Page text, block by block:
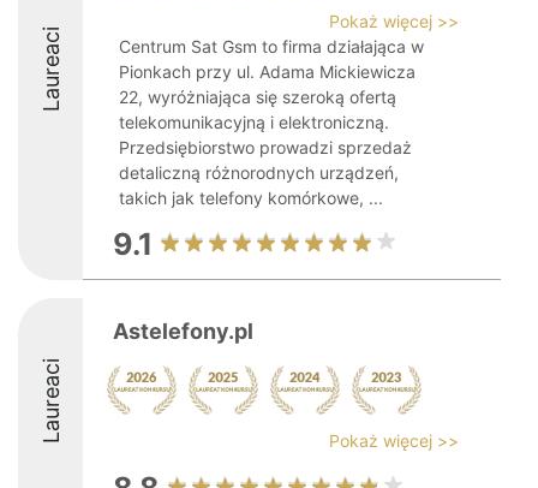
Laureaci
Pokaż więcej >>
Centrum Sat Gsm to firma działająca w
Pionkach przy ul. Adama Mickiewicza
22, wyróżniająca się szeroką ofertą
telekomunikacyjną i elektroniczną.
Przedsiębiorstwo prowadzi sprzedaż
detaliczną różnorodnych urządzeń,
takich jak telefony komórkowe, ...
9.1
Laureaci
Astelefony.pl
Pokaż więcej >>